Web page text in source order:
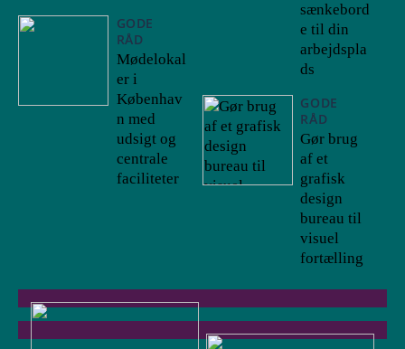
GODE
RÅD
Mødelokal
er i
Københav
n med
udsigt og
centrale
faciliteter
sænkebord
e til din
arbejdspla
ds
GODE
RÅD
Gør brug
af et
grafisk
design
bureau til
visuel
fortælling